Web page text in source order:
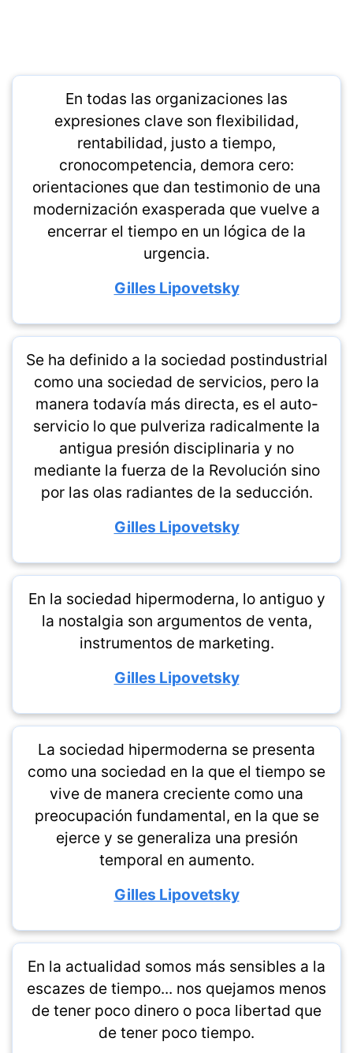
En todas las organizaciones las
expresiones clave son flexibilidad,
rentabilidad, justo a tiempo,
cronocompetencia, demora cero:
orientaciones que dan testimonio de una
modernización exasperada que vuelve a
encerrar el tiempo en un lógica de la
urgencia.
Gilles Lipovetsky
Se ha definido a la sociedad postindustrial
como una sociedad de servicios, pero la
manera todavía más directa, es el auto-
servicio lo que pulveriza radicalmente la
antigua presión disciplinaria y no
mediante la fuerza de la Revolución sino
por las olas radiantes de la seducción.
Gilles Lipovetsky
En la sociedad hipermoderna, lo antiguo y
la nostalgia son argumentos de venta,
instrumentos de marketing.
Gilles Lipovetsky
La sociedad hipermoderna se presenta
como una sociedad en la que el tiempo se
vive de manera creciente como una
preocupación fundamental, en la que se
ejerce y se generaliza una presión
temporal en aumento.
Gilles Lipovetsky
En la actualidad somos más sensibles a la
escazes de tiempo... nos quejamos menos
de tener poco dinero o poca libertad que
de tener poco tiempo.